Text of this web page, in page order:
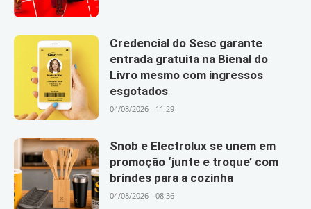
Credencial do Sesc garante
entrada gratuita na Bienal do
Livro mesmo com ingressos
esgotados
04/08/2026 - 11:29
Snob e Electrolux se unem em
promoção ‘junte e troque’ com
brindes para a cozinha
04/08/2026 - 08:36